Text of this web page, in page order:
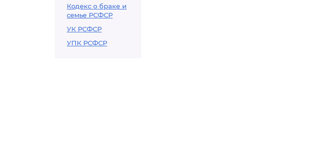
Кодекс о браке и
семье РСФСР
УК РСФСР
УПК РСФСР